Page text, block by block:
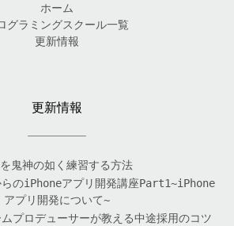
ホーム
グラミングスクール一覧
更新情報
更新情報
を鬼神の如く練習する方法
らのiPhoneアプリ開発講座Part1~iPhone
アプリ開発について~
プロデューサーが教える中途採用のコツ